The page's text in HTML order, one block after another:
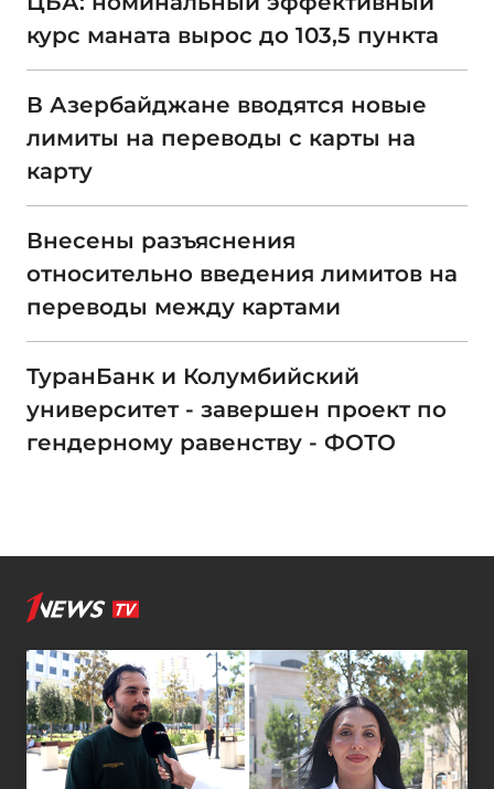
курс маната вырос до 103,5 пункта
В Азербайджане вводятся новые
лимиты на переводы с карты на
карту
Внесены разъяснения
относительно введения лимитов на
переводы между картами
ТуранБанк и Колумбийский
университет - завершен проект по
гендерному равенству - ФОТО